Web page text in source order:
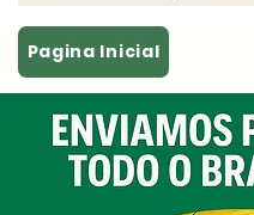
Pagina Inicial